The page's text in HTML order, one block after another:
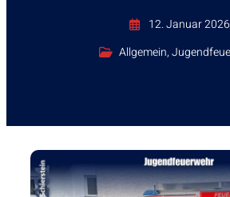
12. Januar 2026
Allgemein,